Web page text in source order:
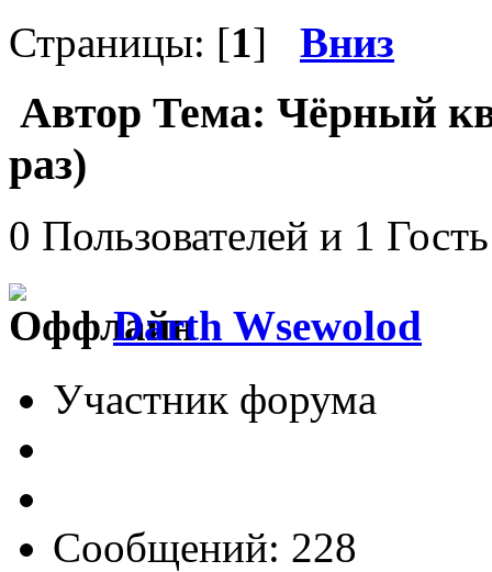
Страницы: [1] Вниз
Автор Тема: Чёрный
раз)
0 Пользователей и 1
Darth Wsewolod
Участник форума
Сообщений: 228